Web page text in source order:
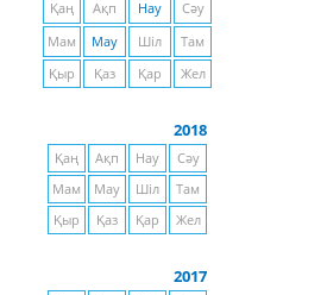
Қаң Ақп Нау
Сәу
Мам
Мау Шіл
Там
Қыр
Қаз Қар Жел
2018
Қаң Ақп Нау
Сәу
Мам
Мау Шіл
Там
Қыр
Қаз Қар Жел
2017